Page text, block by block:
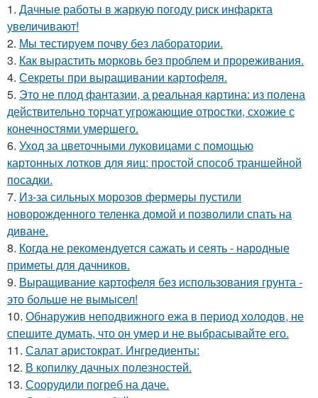
1. Дачные работы в жаркую погоду риск инфаркта
увеличивают!
2. Мы тестируем почву без лаборатории.
3. Как вырастить морковь без проблем и прореживания.
4. Секреты при выращивании картофеля.
5. Это не плод фантазии, а реальная картина: из полена
действительно торчат угрожающие отростки, схожие с
конечностями умершего.
6. Уход за цветочными луковицами с помощью
картонных лотков для яиц: простой способ траншейной
посадки.
7. Из-за сильных морозов фермеры пустили
новорожденного теленка домой и позволили спать на
диване.
8. Когда не рекомендуется сажать и сеять - народные
приметы для дачников.
9. Выращивание картофеля без использования грунта -
это больше не вымысел!
10. Обнаружив неподвижного ежа в период холодов, не
спешите думать, что он умер и не выбрасывайте его.
11. Салат аристократ. Ингредиенты:
12. В копилку дачных полезностей.
13. Соорудили погреб на даче.